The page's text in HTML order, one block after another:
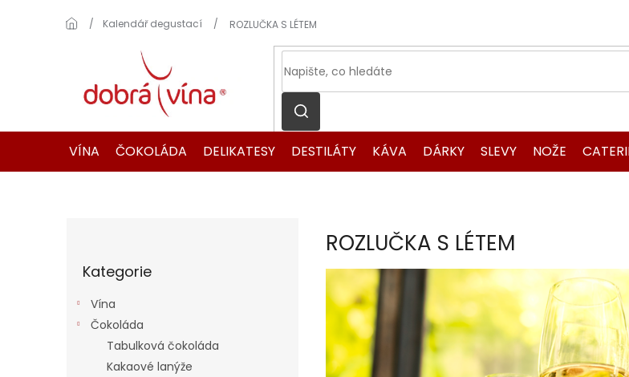
VÍNA
ČOKOLÁDA DELIKATESY DESTILÁTY KÁVA DÁRKY SLEVY NOŽE
Domů
Kalendář degustací ROZLUČKA S LÉTEM
kategorie
Kategorie
Vína
Čokoláda
Tabulková čokoláda
Kakaové lanýže
ROZLUČKA S LÉTEM